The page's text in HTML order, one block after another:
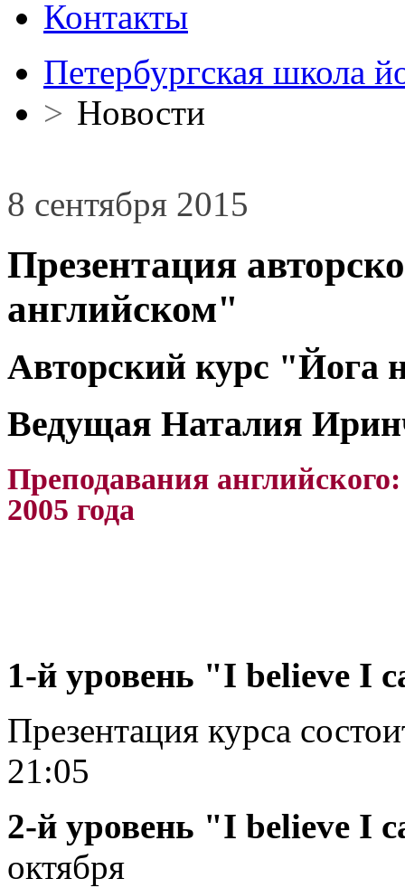
Контакты
Петербургская школа
> Новости
8 сентября 2015
Презентация
английском"
Авторский курс "Йога
Ведущая Наталия
Преподавания
2005 года
1-й уровень "I believe I
Презентация курса
21:05
2-й уровень "I believe I
октября